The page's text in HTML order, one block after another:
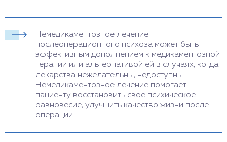
Немедикаментозное лечение
послеоперационного психоза может быть
эффективным дополнением к медикаментозной
терапии или альтернативой ей в случаях, когда
лекарства нежелательны, недоступны.
Немедикаментозное лечение помогает
пациенту восстановить свое психическое
равновесие, улучшить качество жизни после
операции.